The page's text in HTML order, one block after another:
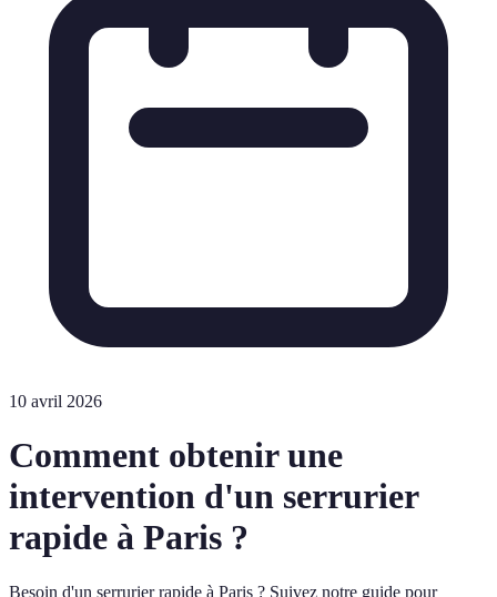
10 avril 2026
Comment obtenir une
intervention d'un serrurier
rapide à Paris ?
Besoin d'un serrurier rapide à Paris ? Suivez notre guide pour